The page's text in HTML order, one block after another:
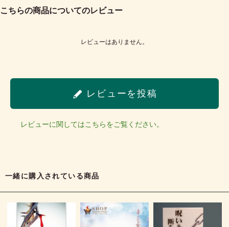
こちらの商品についてのレビュー
レビューはありません。
レビューを投稿
レビューに関してはこちらをご覧ください。
一緒に購入されている商品